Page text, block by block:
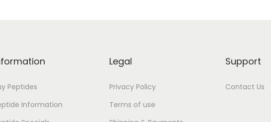
Peptides
Information
Legal
Privacy Policy
Terms of use
Support
Contact Us